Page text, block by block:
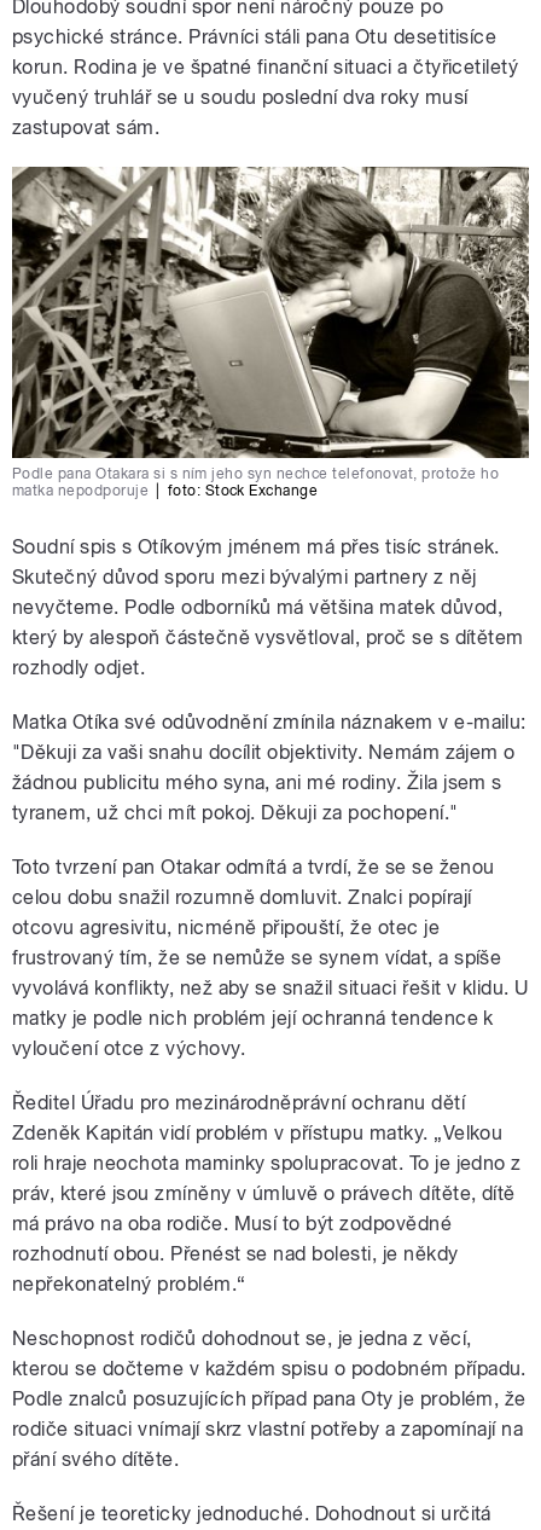
Dlouhodobý soudní spor není náročný pouze po
psychické stránce. Právníci stáli pana Otu desetitisíce
korun. Rodina je ve špatné finanční situaci a čtyřicetiletý
vyučený truhlář se u soudu poslední dva roky musí
zastupovat sám.
Podle pana Otakara si s ním jeho syn nechce telefonovat, protože ho
matka nepodporuje
foto: Stock Exchange
Soudní spis s Otíkovým jménem má přes tisíc stránek.
Skutečný důvod sporu mezi bývalými partnery z něj
nevyčteme. Podle odborníků má většina matek důvod,
který by alespoň částečně vysvětloval, proč se s dítětem
rozhodly odjet.
Matka Otíka své odůvodnění zmínila náznakem v e-mailu:
"Děkuji za vaši snahu docílit objektivity. Nemám zájem o
žádnou publicitu mého syna, ani mé rodiny. Žila jsem s
tyranem, už chci mít pokoj. Děkuji za pochopení."
Toto tvrzení pan Otakar odmítá a tvrdí, že se se ženou
celou dobu snažil rozumně domluvit. Znalci popírají
otcovu agresivitu, nicméně připouští, že otec je
frustrovaný tím, že se nemůže se synem vídat, a spíše
vyvolává konflikty, než aby se snažil situaci řešit v klidu. U
matky je podle nich problém její ochranná tendence k
vyloučení otce z výchovy.
Ředitel Úřadu pro mezinárodněprávní ochranu dětí
Zdeněk Kapitán vidí problém v přístupu matky. „Velkou
roli hraje neochota maminky spolupracovat. To je jedno z
práv, které jsou zmíněny v úmluvě o právech dítěte, dítě
má právo na oba rodiče. Musí to být zodpovědné
rozhodnutí obou. Přenést se nad bolesti, je někdy
nepřekonatelný problém.“
Neschopnost rodičů dohodnout se, je jedna z věcí,
kterou se dočteme v každém spisu o podobném případu.
Podle znalců posuzujících případ pana Oty je problém, že
rodiče situaci vnímají skrz vlastní potřeby a zapomínají na
přání svého dítěte.
Řešení je teoreticky jednoduché. Dohodnout si určitá